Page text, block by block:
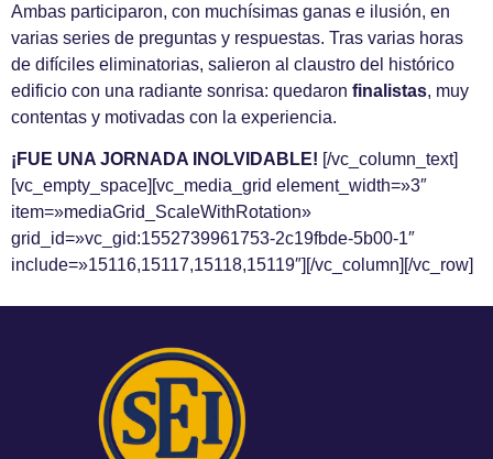
Ambas participaron, con muchísimas ganas e ilusión, en
varias series de preguntas y respuestas. Tras varias horas
de difíciles eliminatorias, salieron al claustro del histórico
edificio con una radiante sonrisa: quedaron finalistas, muy
contentas y motivadas con la experiencia.
¡FUE UNA JORNADA INOLVIDABLE! [/vc_column_text]
[vc_empty_space][vc_media_grid element_width=»3″
item=»mediaGrid_ScaleWithRotation»
grid_id=»vc_gid:1552739961753-2c19fbde-5b00-1″
include=»15116,15117,15118,15119″][/vc_column][/vc_row]